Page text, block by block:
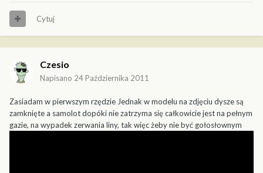
Cytuj
Czesio
Napisano 24 Października 2011
Zasiadam w pierwszym rzędzie Jednak w modelu na zdjęciu dysze są
zamknięte a samolot dopóki nie zatrzyma się całkowicie jest na pełnym
gazie, na wypadek zerwania liny, tak więc żeby nie być gołosłownym